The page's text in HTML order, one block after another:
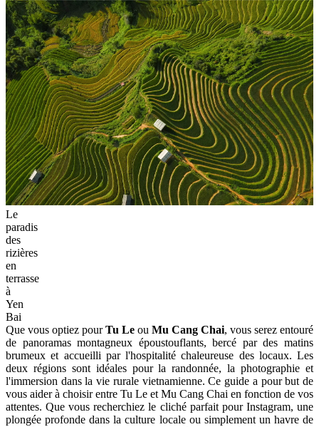
Le
paradis
des
rizières
en
terrasse
à
Yen
Bai
Que vous optiez pourTu Le ou Mu Cang Chai, vous serez entouré
de panoramas montagneux époustouflants, bercé par des matins
brumeux et accueilli par l'hospitalité chaleureuse des locaux. Les
deux régions sont idéales pour la randonnée, la photographie et
l'immersion dans la vie rurale vietnamienne. Ce guide a pour but de
vous aider à choisir entre Tu Le et Mu Cang Chai en fonction de vos
attentes. Que vous recherchiez le cliché parfait pour Instagram, une
plongée profonde dans la culture locale ou simplement un havre de